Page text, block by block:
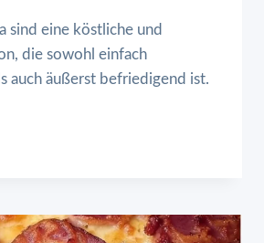
sind eine köstliche und
die sowohl einfach
auch äußerst befriedigend ist.